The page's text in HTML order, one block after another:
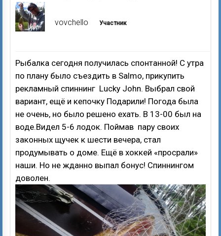
vovchello Участник
Рыбалка сегодня получилась спонтанной! С утра
по плану было съездить в Salmo, прикупить
рекламный спиннинг Lucky John. Выбрал свой
вариант, ещё и кепочку Подарили! Погода была
не очень, но было решено ехать. В 13-00 был на
воде.Видел 5-6 лодок. Поймав пару своих
законных щучек к шести вечера, стал
продумывать о доме. Ещё в хоккей «просрали»
наши. Но не жданно выпал бонус! Спиннингом
доволен.